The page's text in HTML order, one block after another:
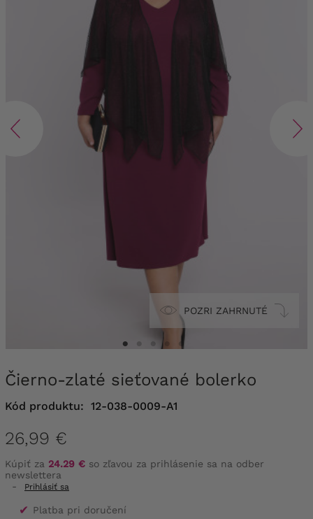
POZRI ZAHRNUTÉ
Čierno-zlaté sieťované bolerko
Kód produktu: 12-038-0009-A1
26,99 €
Kúpiť za 24.29 € so zľavou za prihlásenie sa na odber
newslettera
-
Prihlásiť sa
✔ Platba pri doručení